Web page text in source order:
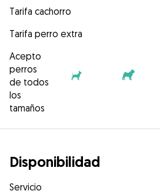
Tarifa cachorro
Tarifa perro extra
Acepto
perros
de todos
los
tamaños
Disponibilidad
Servicio